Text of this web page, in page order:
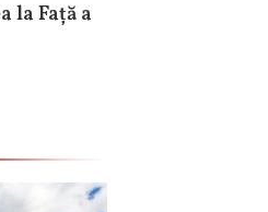
la Față a